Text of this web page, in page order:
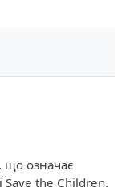
що означає
Save the Children.